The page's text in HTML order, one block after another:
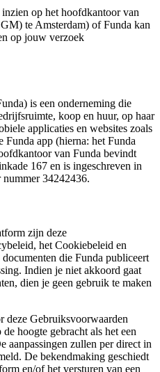
op het hoofdkantoor van
te Amsterdam) of Funda kan
op jouw verzoek
is een onderneming die
koop en huur, op haar
applicaties en websites zoals
Funda app (hierna: het Funda
van Funda bevindt
167 en is ingeschreven in
34242436.
zijn deze
het Cookiebeleid en
die Funda publiceert
Indien je niet akkoord gaat
dien je geen gebruik te maken
deze Gebruiksvoorwaarden
hoogte gebracht als het een
aanpassingen zullen per direct in
De bekendmaking geschiedt
en/of het versturen van een